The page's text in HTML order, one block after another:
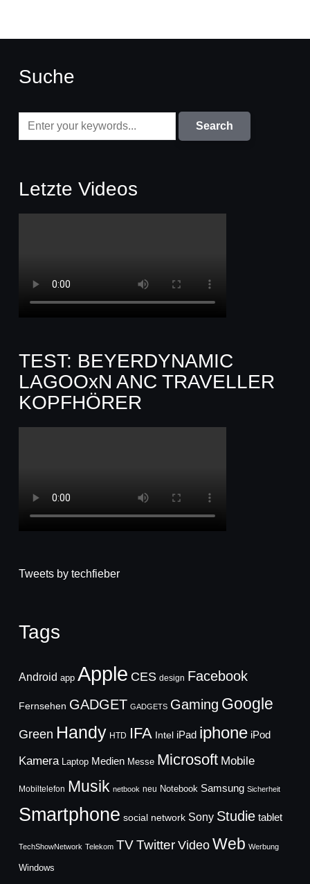
Suche
Letzte Videos
TEST: BEYERDYNAMIC
LAGOOxN ANC TRAVELLER
KOPFHÖRER
Tweets by techfieber
Tags
Android app Apple CES design Facebook
Fernsehen GADGET GADGETS Gaming Google
Green Handy HTD IFA Intel iPad iphone iPod
Kamera Laptop Medien Messe Microsoft Mobile
Mobiltelefon Musik netbook neu Notebook Samsung Sicherheit
Smartphone social network Sony Studie tablet
TechShowNetwork Telekom TVTwitter Video Web Werbung
Windows